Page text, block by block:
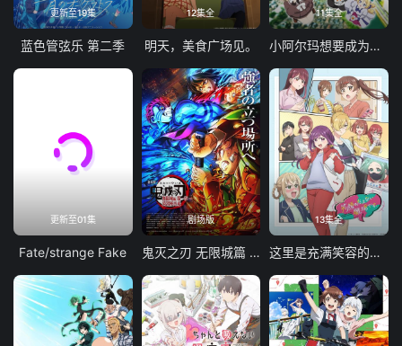
更新至19集
蓝色管弦乐 第二季
12集全
明天，美食广场见。
11集全
小阿尔玛想要成为家人
更新至01集
Fate/strange Fake
剧场版
鬼灭之刃 无限城篇 第一章 猗窝座再袭
13集全
这里是充满笑容的职场。